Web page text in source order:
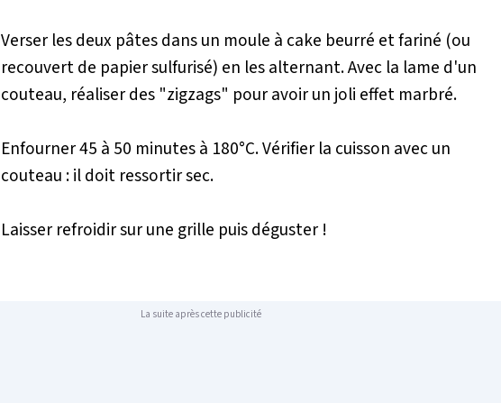
Verser les deux pâtes dans un moule à cake beurré et fariné (ou
recouvert de papier sulfurisé) en les alternant. Avec la lame d'un
couteau, réaliser des "zigzags" pour avoir un joli effet marbré.
Enfourner 45 à 50 minutes à 180°C. Vérifier la cuisson avec un
couteau : il doit ressortir sec.
Laisser refroidir sur une grille puis déguster !
La suite après cette publicité